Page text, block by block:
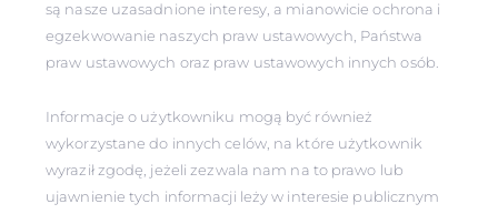
są nasze uzasadnione interesy, a mianowicie ochrona i
egzekwowanie naszych praw ustawowych, Państwa
praw ustawowych oraz praw ustawowych innych osób.
Informacje o użytkowniku mogą być również
wykorzystane do innych celów, na które użytkownik
wyraził zgodę, jeżeli zezwala nam na to prawo lub
ujawnienie tych informacji leży w interesie publicznym